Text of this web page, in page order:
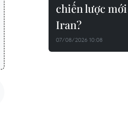
chiến lược
Iran?
07/08/2026 10:08